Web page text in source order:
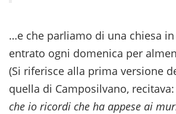
…e che parliamo di una chiesa
entrato ogni domenica per
(Si riferisce alla prima versione
quella di Camposilvano, recitava:
che io ricordi che ha appese ai